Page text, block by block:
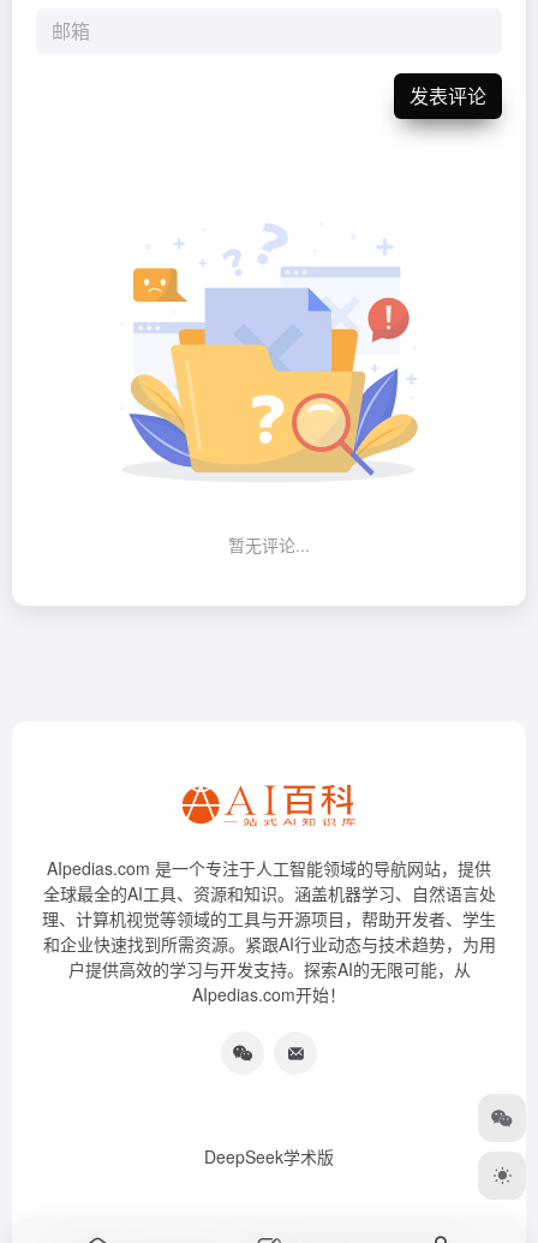
发表评论
暂无评论...
AIpedias.com 是一个专注于人工智能领域的导航网站，提供
全球最全的AI工具、资源和知识。涵盖机器学习、自然语言处
理、计算机视觉等领域的工具与开源项目，帮助开发者、学生
和企业快速找到所需资源。紧跟AI行业动态与技术趋势，为用
户提供高效的学习与开发支持。探索AI的无限可能，从
AIpedias.com开始！
DeepSeek学术版